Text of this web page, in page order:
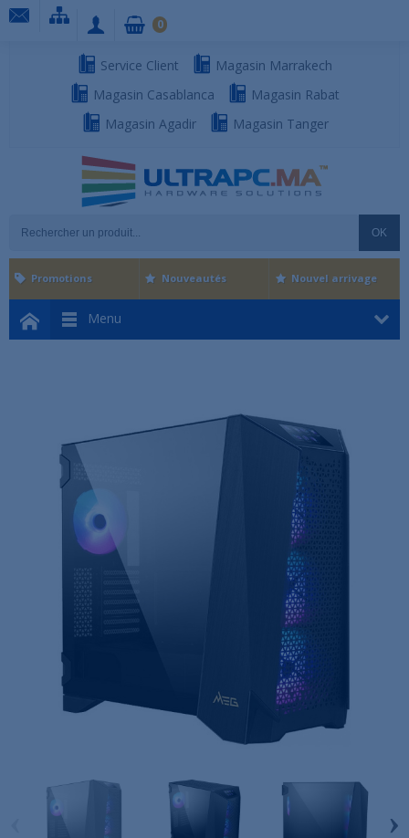
Service Client
Magasin Marrakech
Magasin Casablanca
Magasin Rabat
Magasin Agadir
Magasin Tanger
OK
0
Menu
Promotions Nouveautés Nouvel arrivage
›